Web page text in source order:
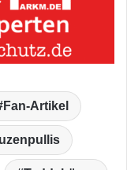
Fan-Artikel